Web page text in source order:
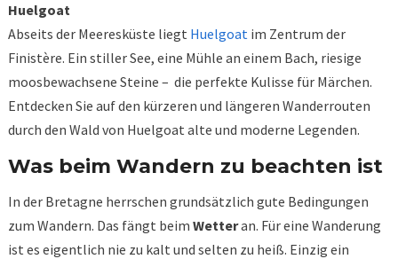
Huelgoat
Abseits der Meeresküste liegt Huelgoatim Zentrum der
Finistère. Ein stiller See, eine Mühle an einem Bach, riesige
moosbewachsene Steine – die perfekte Kulisse für Märchen.
Entdecken Sie auf den kürzeren und längeren Wanderrouten
durch den Wald von Huelgoat alte und moderne Legenden.
Was beim Wandern zu beachten ist
In der Bretagne herrschen grundsätzlich gute Bedingungen
zum Wandern. Das fängt beim Wetteran. Für eine Wanderung
ist es eigentlich nie zu kalt und selten zu heiß. Einzig ein